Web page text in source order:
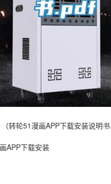
（转轮51漫画APP下载安装说明书
APP下载安装